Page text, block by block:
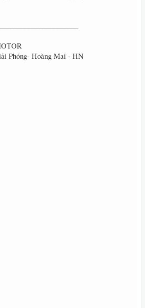
Phóng- Hoàng Mai - HN